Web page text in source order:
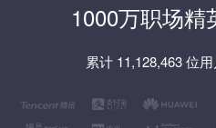
1000万职场精
累计 11,128,463 位